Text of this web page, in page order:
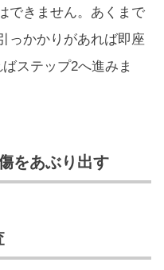
できません。あくまで
っかかりがあれば即座
ステップ2へ進みま
をあぶり出す